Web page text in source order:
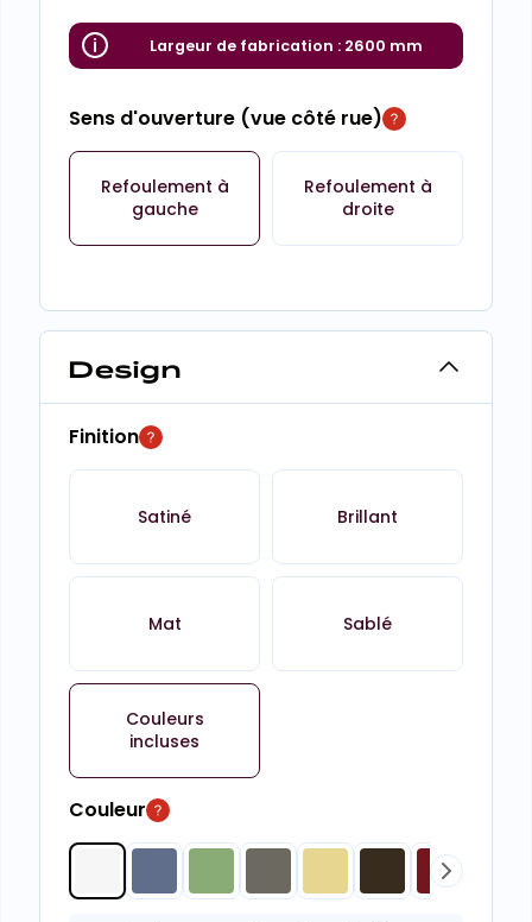
Largeur de fabrication : 2600 mm
Sens d'ouverture (vue côté rue)
Refoulement à
gauche
Refoulement à
droite
Design
Finition
Satiné Brillant
Mat Sablé
Couleurs
incluses
Couleur